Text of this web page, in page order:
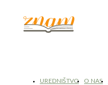
UREDNIŠTVO O NAS